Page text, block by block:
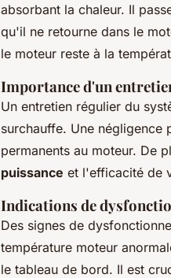
absorbant la chaleur. Il
qu'il ne retourne dans le
le moteur reste à la
Importance d'un
Un entretien régulier du
surchauffe. Une négligence
permanents au moteur. De
puissance et l'efficacité de
Indications de
Des signes de
température moteur
le tableau de bord. Il est